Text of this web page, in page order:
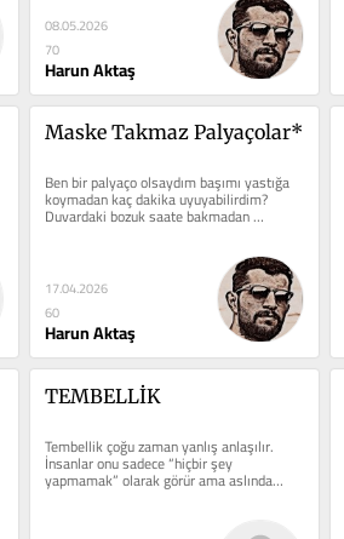
08.05.2026
70
Harun Aktaş
Maske Takmaz Palyaçolar*
Ben bir palyaço olsaydım başımı yastığa
koymadan kaç dakika uyuyabilirdim?
Duvardaki bozuk saate bakmadan
17.04.2026
60
Harun Aktaş
TEMBELLİK
Tembellik çoğu zaman yanlış anlaşılır.
İnsanlar onu sadece “hiçbir şey
yapmamak” olarak görür ama aslında…